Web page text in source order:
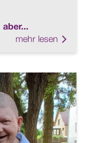
vorhanden
mehr lesen